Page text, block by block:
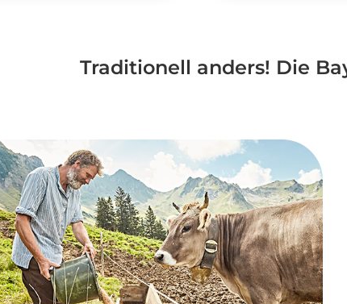
Traditionell anders! Die